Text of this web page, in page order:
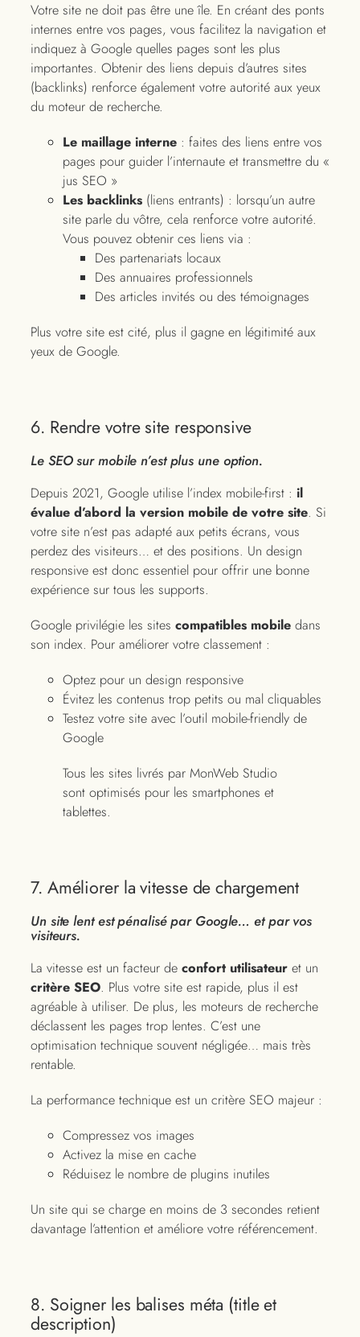
Votre site ne doit pas être une île. En créant des ponts
internes entre vos pages, vous facilitez la navigation et
indiquez à Google quelles pages sont les plus
importantes. Obtenir des liens depuis d’autres sites
(backlinks) renforce également votre autorité aux yeux
du moteur de recherche.
Le maillage interne : faites des liens entre vos
pages pour guider l’internaute et transmettre du «
jus SEO »
Les backlinks (liens entrants) : lorsqu’un autre
site parle du vôtre, cela renforce votre autorité.
Vous pouvez obtenir ces liens via :
Des partenariats locaux
Des annuaires professionnels
Des articles invités ou des témoignages
Plus votre site est cité, plus il gagne en légitimité aux
yeux de Google.
6. Rendre votre site responsive
Le SEO sur mobile n’est plus une option.
Depuis 2021, Google utilise l’index mobile-first : il
évalue d’abord la version mobile de votre site. Si
votre site n’est pas adapté aux petits écrans, vous
perdez des visiteurs… et des positions. Un design
responsive est donc essentiel pour offrir une bonne
expérience sur tous les supports.
Google privilégie les sites compatibles mobile dans
son index. Pour améliorer votre classement :
Optez pour un design responsive
Évitez les contenus trop petits ou mal cliquables
Testez votre site avec l’outil mobile-friendly de
Google
Tous les sites livrés par MonWeb Studio
sont optimisés pour les smartphones et
tablettes.
7. Améliorer la vitesse de chargement
Un site lent est pénalisé par Google… et par vos
visiteurs.
La vitesse est un facteur de confort utilisateur et un
critère SEO. Plus votre site est rapide, plus il est
agréable à utiliser. De plus, les moteurs de recherche
déclassent les pages trop lentes. C’est une
optimisation technique souvent négligée… mais très
rentable.
La performance technique est un critère SEO majeur :
Compressez vos images
Activez la mise en cache
Réduisez le nombre de plugins inutiles
Un site qui se charge en moins de 3 secondes retient
davantage l’attention et améliore votre référencement.
8. Soigner les balises méta (title et
description)